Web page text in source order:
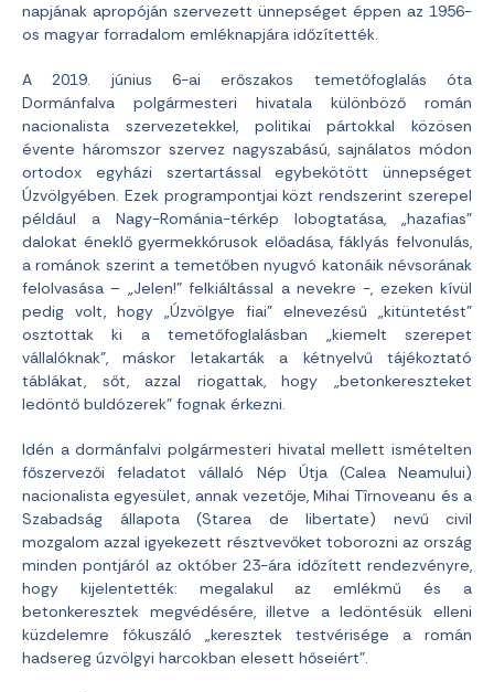
napjának apropóján szervezett ünnepséget éppen az 1956-
os magyar forradalom emléknapjára időzítették.
A 2019. június 6-ai erőszakos temetőfoglalás óta
Dormánfalva polgármesteri hivatala különböző román
nacionalista szervezetekkel, politikai pártokkal közösen
évente háromszor szervez nagyszabású, sajnálatos módon
ortodox egyházi szertartással egybekötött ünnepséget
Úzvölgyében. Ezek programpontjai közt rendszerint szerepel
például a Nagy-Románia-térkép lobogtatása, „hazafias”
dalokat éneklő gyermekkórusok előadása, fáklyás felvonulás,
a románok szerint a temetőben nyugvó katonáik névsorának
felolvasása – „Jelen!” felkiáltással a nevekre -, ezeken kívül
pedig volt, hogy „Úzvölgye fiai” elnevezésű „kitüntetést”
osztottak ki a temetőfoglalásban „kiemelt szerepet
vállalóknak”, máskor letakarták a kétnyelvű tájékoztató
táblákat, sőt, azzal riogattak, hogy „betonkereszteket
ledöntő buldózerek” fognak érkezni.
Idén a dormánfalvi polgármesteri hivatal mellett ismételten
főszervezői feladatot vállaló Nép Útja (Calea Neamului)
nacionalista egyesület, annak vezetője, Mihai Tîrnoveanu és a
Szabadság állapota (Starea de libertate) nevű civil
mozgalom azzal igyekezett résztvevőket toborozni az ország
minden pontjáról az október 23-ára időzített rendezvényre,
hogy kijelentették: megalakul az emlékmű és a
betonkeresztek megvédésére, illetve a ledöntésük elleni
küzdelemre fókuszáló „keresztek testvérisége a román
hadsereg úzvölgyi harcokban elesett hőseiért”.